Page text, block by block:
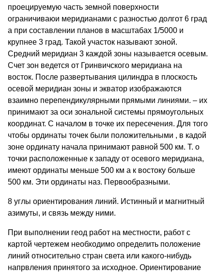
проецируемую часть земной поверхности
ограничиваюи меридианами с разностью долгот 6 град
а при составлении планов в масштабах 1/5000 и
крупнее 3 град. Такой участок называют зоной.
Средний меридиан 3 каждой зоны называется осевым.
Счет зон ведется от Гринвичского меридиана на
восток. После развертывания цилиндра в плоскость
осевой меридиан зоны и экватор изображаются
взаимно перепендикулярными прямыми линиями. – их
принимают за оси зональной системы прямоугольных
координат. С началом в точке их пересечения. Для того
чтобы ординаты точек были положительными , в кадой
зоне ординату начала принимают равной 500 км. Т. о
точки расположенные к западу от осевого меридиана,
имеют ординаты меньше 500 км а к востоку больше
500 км. Эти ординаты наз. Первообразными.
8 углы ориентирования линий. Истинный и магнитный
азимуты, и связь между ними.
При выполнении геод работ на местности, работ с
картой чертежем необходимо определить положение
линий относительно стран света или какого-нибудь
напрвления принятого за исходное. Ориентирование